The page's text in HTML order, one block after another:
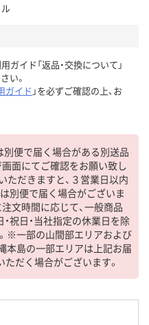
ガイド「返品・交換について」
い。
ガイド 」を必ずご確認の上、お
便で届く場合がある別送品
面にてご確認をお願い致し
ただきますと、３営業日以内
別便で届く場合がございま
文時間に応じて、一般商品
・祝日・当社指定の休業日を除
※一部の山間部エリアおよび
本島の一部エリアは上記お届
だく場合がございます。